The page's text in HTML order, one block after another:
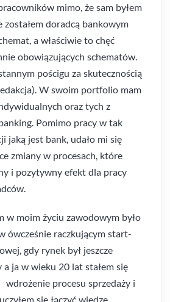
mimo, że sam byłem
zostałem doradcą bankowym
a właściwie to chęć
obowiązujących schematów.
pościgu za skutecznością
W swoim portfolio mam
oraz tych z
Pomimo pracy w tak
jaką jest bank, udało mi się
zmiany w procesach, które
i pozytywny efekt dla pracy
w moim życiu zawodowym było
ówcześnie raczkującym start-
gdy rynek był jeszcze
ja w wieku 20 lat stałem się
procesu sprzedaży i
się łączyć wiedzę